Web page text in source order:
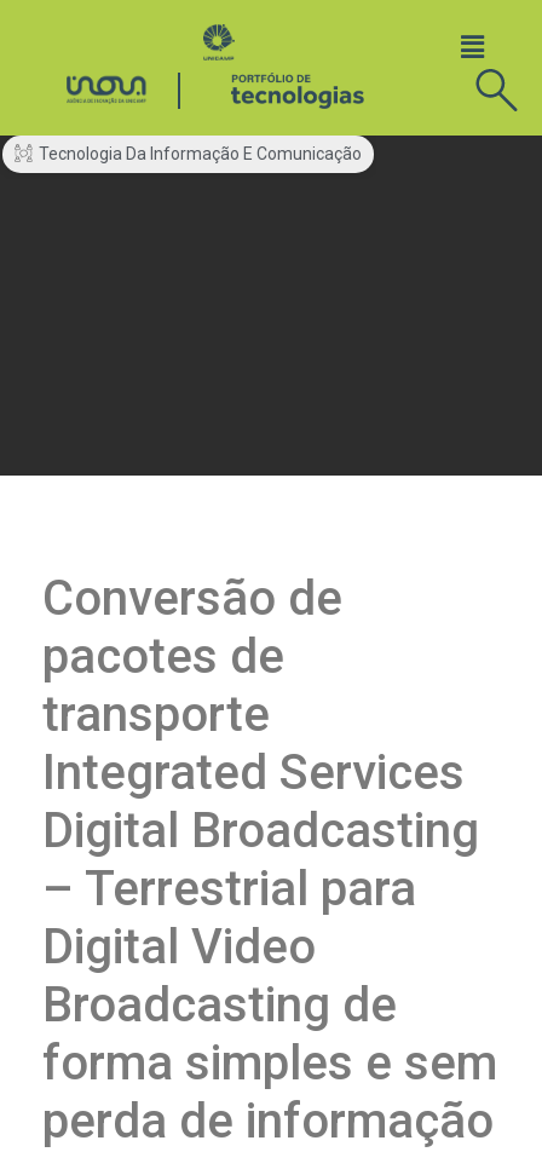
Tecnologia Da Informação E Comunicação
Conversão de
pacotes de
transporte
Integrated Services
Digital Broadcasting
– Terrestrial para
Digital Video
Broadcasting de
forma simples e sem
perda de informação